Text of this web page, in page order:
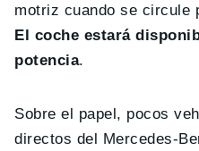
motriz cuando se circule
El coche estará
potencia.
Sobre el papel, pocos
directos del Mercedes-